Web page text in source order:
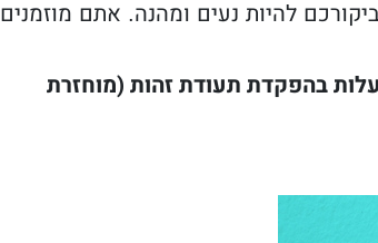
להיות נעים ומהנה. אתם מוזמנים
בהפקדת תעודת זהות (מוחזרת